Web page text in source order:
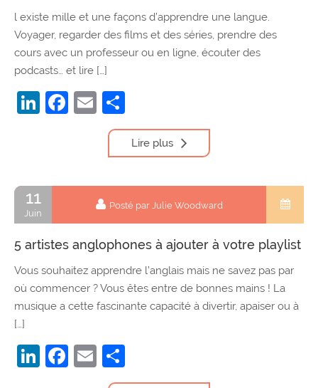
l existe mille et une façons d’apprendre une langue.
Voyager, regarder des films et des séries, prendre des
cours avec un professeur ou en ligne, écouter des
podcasts… et lire […]
LinkedIn
Facebook
Email
Lire plus
11
Juin
Posté par Julie Woodward
5 artistes anglophones à ajouter à votre playlist
Vous souhaitez apprendre l’anglais mais ne savez pas par
où commencer ? Vous êtes entre de bonnes mains ! La
musique a cette fascinante capacité à divertir, apaiser ou à
[…]
LinkedIn
Facebook
Email